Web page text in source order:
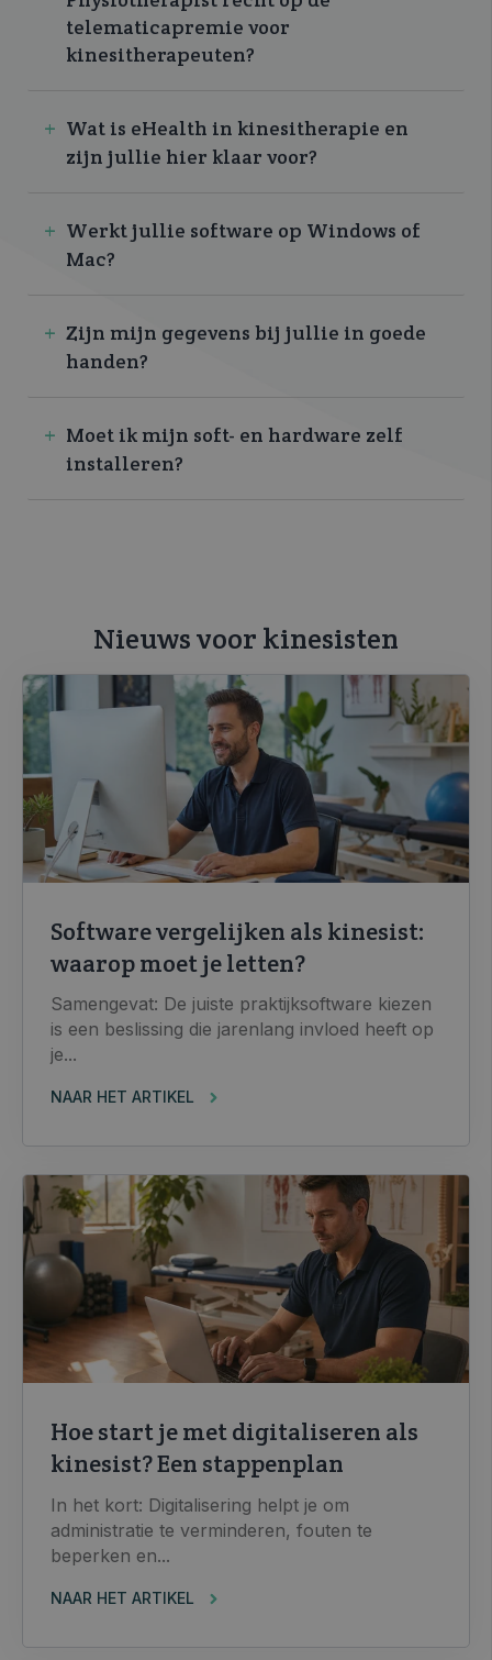
telematicapremie voor
kinesitherapeuten?
Wat is eHealth in kinesitherapie en
zijn jullie hier klaar voor?
Werkt jullie software op Windows of
Mac?
Zijn mijn gegevens bij jullie in goede
handen?
Moet ik mijn soft- en hardware zelf
installeren?
Nieuws voor kinesisten
Software vergelijken als kinesist:
waarop moet je letten?
Samengevat: De juiste praktijksoftware kiezen
is een beslissing die jarenlang invloed heeft op
je...
NAAR HET ARTIKEL
Hoe start je met digitaliseren als
kinesist? Een stappenplan
In het kort: Digitalisering helpt je om
administratie te verminderen, fouten te
beperken en...
NAAR HET ARTIKEL